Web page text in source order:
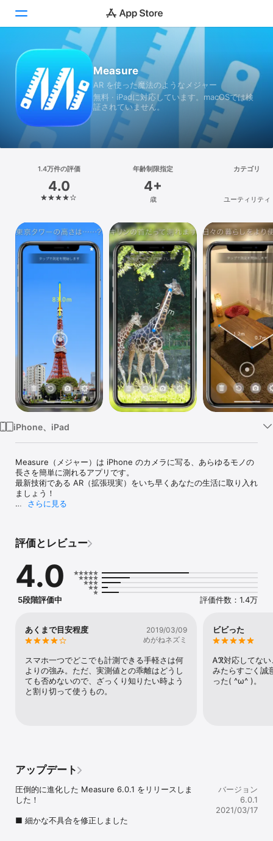
ゲーム
アプリ
検索
プラットフォーム
iPhone
iPad
Mac
Vision
Measure
AR を使った魔法のようなメジャー
無料 · iPadに対応しています。macOSでは検
証されていません。
1.4万件の評価
4.0
年齢制限指定
4+
歳
カテゴリ
ユーティリティ
iPhone、iPad
Measure（メジャー）は iPhone のカメラに写る、あらゆるモノの
長さを簡単に測れるアプリです。
最新技術である AR（拡張現実）をいち早くあなたの生活に取り入れ
ましょう！
・ショッピング中に家具に一目惚れ、うちにこの家具入るかな！？
・このダンボールのサイズどれくらいだろう・・・いくらで宅配で
きるかな・・・
・うちの子また大きくなった？育ち盛りのお子様をこまめにチェッ
ク！
われたとき！
でもあらゆるモノの長さを知ることが出来ます。
◆圧倒的に正確
本アプリは ARKit が公開された時からあり、日々改善を重ねてきま
れましょう。
本物の定規が「ぱっと」目の前に現れたような不思議な体験です。
さらに見る
評価とレビュー
4.0
5段階評価中 評価件数：1.4万
あくまで目安程度
2019/03/09
めがねネズミ
スマホ一つでどこでも計測できる手軽さは何
よりの強み。ただ、実測値との乖離はどうし
ても否めないので、ざっくり知りたい時よう
と割り切って使うもの。
ビビった
Ꭺℜ対応してない
みたらすごく誠
った( ^ω^ )。
アップデート
圧倒的に進化した Measure 6.0.1 をリリースしま
した！
■ 細かな不具合を修正しました
バージョン
6.0.1
2021/03/17